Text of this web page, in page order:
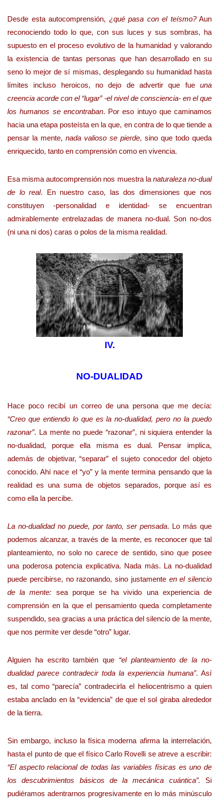
Desde esta autocomprensión, ¿qué pasa con el teísmo?Aun
reconociendo todo lo que, con sus luces y sus sombras, ha
supuesto en el proceso evolutivo de la humanidad y valorando
la existencia de tantas personas que han desarrollado en su
seno lo mejor de sí mismas, desplegando su humanidad hasta
límites incluso heroicos, no dejo de advertir que fue una
creencia acorde con el “lugar” -el nivel de consciencia- en el que
los humanos se encontraban. Por eso intuyo que caminamos
hacia una etapa posteísta en la que, en contra de lo que tiende a
pensar la mente, nada valioso se pierde, sino que todo queda
enriquecido, tanto en comprensión como en vivencia.
Esa misma autocomprensión nos muestra la naturaleza no-dual
de lo real. En nuestro caso, las dos dimensiones que nos
constituyen -personalidad e identidad- se encuentran
admirablemente entrelazadas de manera no-dual. Son no-dos
(ni una ni dos) caras o polos de la misma realidad.
IV.
NO-DUALIDAD
Hace poco recibí un correo de una persona que me decía:
“Creo que entiendo lo que es la no-dualidad, pero no la puedo
razonar”. La mente no puede “razonar”, ni siquiera entender la
no-dualidad, porque ella misma es dual. Pensar implica,
además de objetivar, “separar” el sujeto conocedor del objeto
conocido. Ahí nace el “yo” y la mente termina pensando que la
realidad es una suma de objetos separados, porque así es
como ella la percibe.
La no-dualidad no puede, por tanto, ser pensada. Lo más que
podemos alcanzar, a través de la mente, es reconocer que tal
planteamiento, no solo no carece de sentido, sino que posee
una poderosa potencia explicativa. Nada más. La no-dualidad
puede percibirse, no razonando, sino justamente en el silencio
de la mente: sea porque se ha vivido una experiencia de
comprensión en la que el pensamiento queda completamente
suspendido, sea gracias a una práctica del silencio de la mente,
que nos permite ver desde “otro” lugar.
Alguien ha escrito también que “el planteamiento de la no-
dualidad parece contradecir toda la experiencia humana”. Así
es, tal como “parecía” contradecirla el heliocentrismo a quien
estaba anclado en la “evidencia” de que el sol giraba alrededor
de la tierra.
Sin embargo, incluso la física moderna afirma la interrelación,
hasta el punto de que el físico Carlo Rovelli se atreve a escribir:
“El aspecto relacional de todas las variables físicas es uno de
los descubrimientos básicos de la mecánica cuántica”. Si
pudiéramos adentrarnos progresivamente en lo más minúsculo